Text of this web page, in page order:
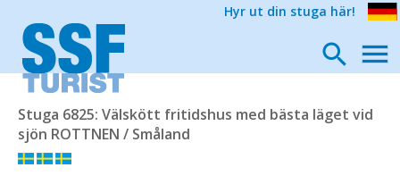
Hyr ut din stuga här!
Stuga 6825: Välskött fritidshus med bästa läget vid
sjön ROTTNEN / Småland